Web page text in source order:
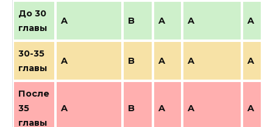
До 30
главы
A B A A A
30-35
главы
A B A A A
После
35
главы
A B A A A